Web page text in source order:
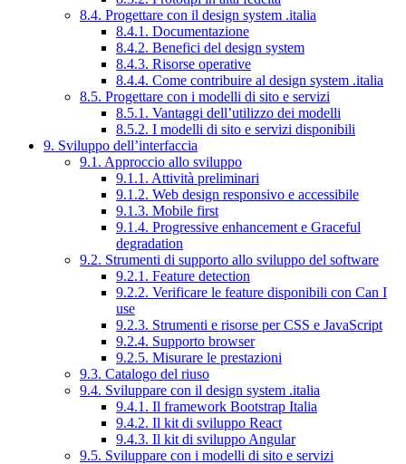
8.4. Progettare con il design system .italia
8.4.1. Documentazione
8.4.2. Benefici del design system
8.4.3. Risorse operative
8.4.4. Come contribuire al design system .italia
8.5. Progettare con i modelli di sito e servizi
8.5.1. Vantaggi dell’utilizzo dei modelli
8.5.2. I modelli di sito e servizi disponibili
9. Sviluppo dell’interfaccia
9.1. Approccio allo sviluppo
9.1.1. Attività preliminari
9.1.2. Web design responsivo e accessibile
9.1.3. Mobile first
9.1.4. Progressive enhancement e Graceful
degradation
9.2. Strumenti di supporto allo sviluppo del software
9.2.1. Feature detection
9.2.2. Verificare le feature disponibili con Can I
use
9.2.3. Strumenti e risorse per CSS e JavaScript
9.2.4. Supporto browser
9.2.5. Misurare le prestazioni
9.3. Catalogo del riuso
9.4. Sviluppare con il design system .italia
9.4.1. Il framework Bootstrap Italia
9.4.2. Il kit di sviluppo React
9.4.3. Il kit di sviluppo Angular
9.5. Sviluppare con i modelli di sito e servizi